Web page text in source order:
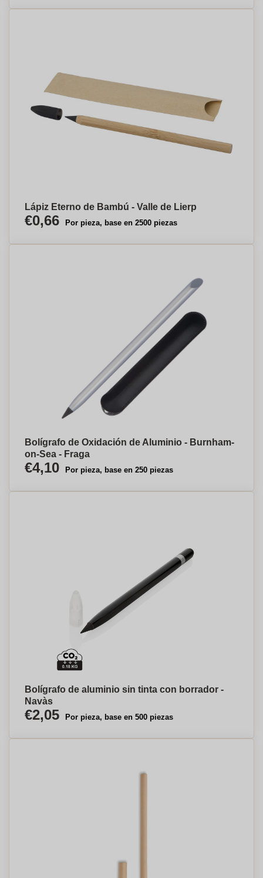
Lápiz Eterno de Bambú - Valle de Lierp
€0,66 Por pieza, base en 2500 piezas
Bolígrafo de Oxidación de Aluminio - Burnham-
on-Sea - Fraga
€4,10 Por pieza, base en 250 piezas
Bolígrafo de aluminio sin tinta con borrador -
Navàs
€2,05 Por pieza, base en 500 piezas